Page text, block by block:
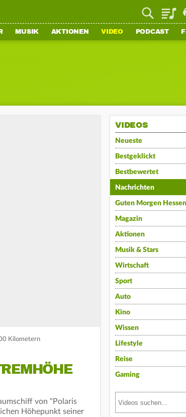
MUSIK AKTIONEN VIDEO PODCAST
Kilometern
von "Polaris
Höhepunkt seiner
VIDEOS
Neueste
Bestgeklickt
Bestbewertet
Nachrichten
Guten Morgen Hessen
Magazin
Aktionen
Musik & Stars
Wirtschaft
Sport
Auto
Kino
Wissen
Lifestyle
Reise
Gaming